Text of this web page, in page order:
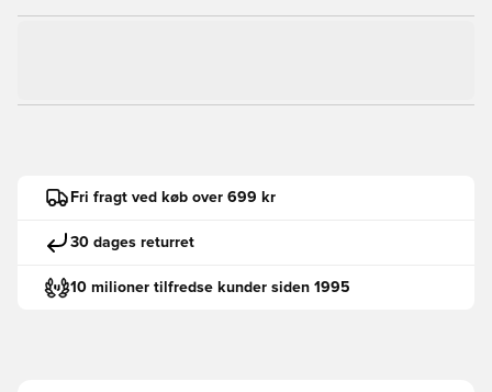
Fri fragt ved køb over 699 kr
30 dages returret
10 milioner tilfredse kunder siden 1995